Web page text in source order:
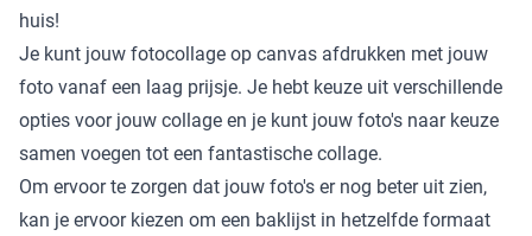
huis!
Je kunt jouw fotocollage op canvas afdrukken met jouw
foto vanaf een laag prijsje. Je hebt keuze uit verschillende
opties voor jouw collage en je kunt jouw foto's naar keuze
samen voegen tot een fantastische collage.
Om ervoor te zorgen dat jouw foto's er nog beter uit zien,
kan je ervoor kiezen om een baklijst in hetzelfde formaat